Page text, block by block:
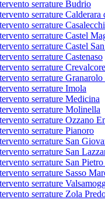
serrature Budrio
serrature Calderara
serrature
serrature Castel
serrature Castel
serrature Castenaso
serrature Crevalcore
serrature
serrature Imola
serrature Medicina
serrature Molinella
serrature Ozzano
serrature Pianoro
serrature San
serrature San
serrature San
serrature Sasso
serrature
serrature Zola